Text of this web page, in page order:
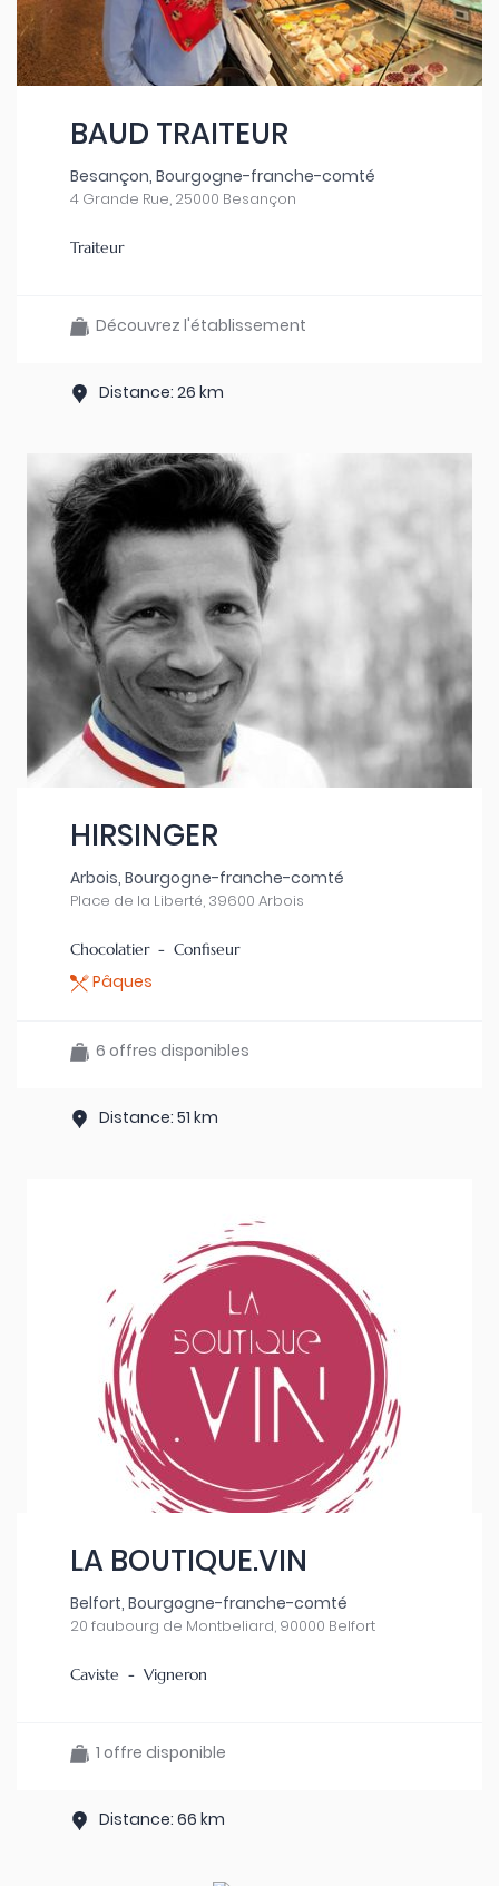
BAUD TRAITEUR
Besançon, Bourgogne-franche-comté
4 Grande Rue, 25000 Besançon
Traiteur
Découvrez l'établissement
Distance: 26 km
HIRSINGER
Arbois, Bourgogne-franche-comté
Place de la Liberté, 39600 Arbois
Chocolatier - Confiseur
Pâques
6 offres disponibles
Distance: 51 km
LA BOUTIQUE.VIN
Belfort, Bourgogne-franche-comté
20 faubourg de Montbeliard, 90000 Belfort
Caviste - Vigneron
1 offre disponible
Distance: 66 km